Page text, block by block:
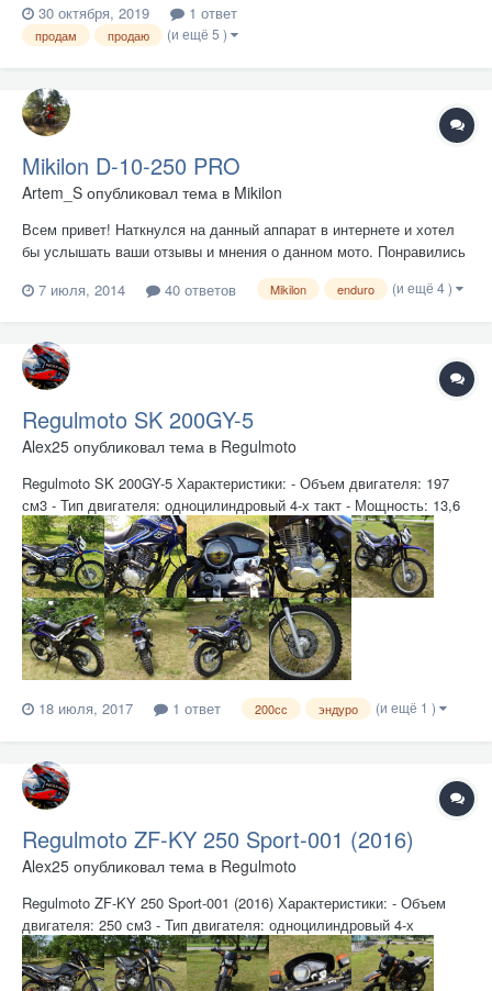
30 октября, 2019 1 ответ
продам продаю (и ещё 5 )
Mikilon D-10-250 PRO
Artem_S опубликовал тема в Mikilon
Всем привет! Наткнулся на данный аппарат в интернете и хотел
бы услышать ваши отзывы и мнения о данном мото. Понравились
его ТТХ: Тип двигателя: одноцилиндровый четырёхтактный,
поршня:...
7 июля, 2014 40 ответов Mikilon enduro (и ещё 4 )
Regulmoto SK 200GY-5
Alex25 опубликовал тема в Regulmoto
Regulmoto SK 200GY-5 Характеристики: - Объем двигателя: 197
см3 - Тип двигателя: одноцилиндровый 4-х такт - Мощность: 13,6
л.с. - Балансировочный вал: отсутствует - ГРМ: цепь - Габариты,
мм: 1800х860х500 - Система охлаждения: воздушная - Топливо:
92/95 - Макс. скорость:...
18 июля, 2017 1 ответ 200сс эндуро (и ещё 1 )
Regulmoto ZF-KY 250 Sport-001 (2016)
Alex25 опубликовал тема в Regulmoto
Regulmoto ZF-KY 250 Sport-001 (2016) Характеристики: - Объем
двигателя: 250 см3 - Тип двигателя: одноцилиндровый 4-х
тактовый - Мощность: 16,32 л.с/7500 об.мин - Балансировочный
вал: отсутствует - ГРМ: цепь - Габариты, мм: 2200×880×1230 -